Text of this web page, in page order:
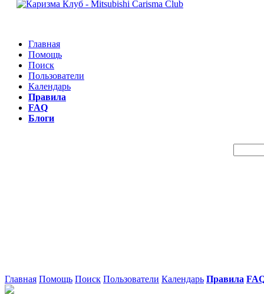
Главная
Помощь
Поиск
Пользователи
Календарь
Правила
FAQ
Блоги
Главная Помощь Поиск Пользователи Календарь Правила